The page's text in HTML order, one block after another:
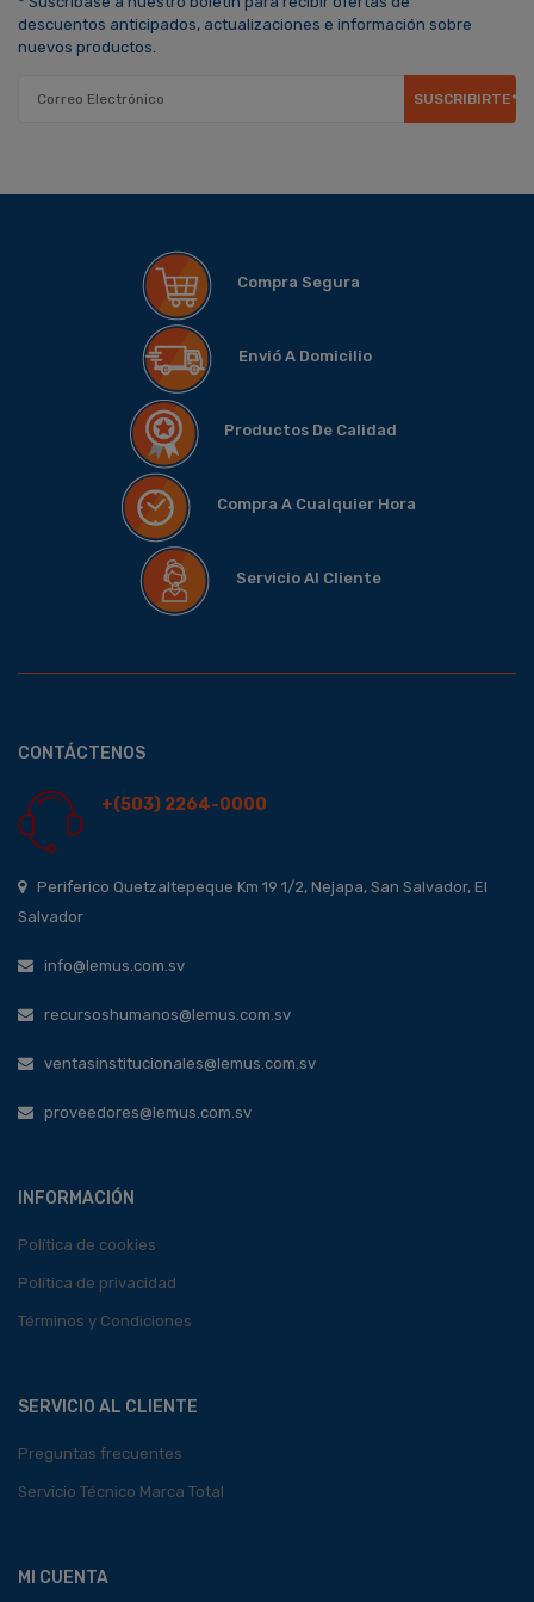
descuentos anticipados, actualizaciones e información sobre
nuevos productos.
SUSCRIBIRTE*
Compra Segura
Envió A Domicilio
Productos De Calidad
Compra A Cualquier Hora
Servicio Al Cliente
CONTÁCTENOS
+(503) 2264-0000
Periferico Quetzaltepeque Km 19 1/2, Nejapa, San Salvador, El
Salvador
info@lemus.com.sv
recursoshumanos@lemus.com.sv
ventasinstitucionales@lemus.com.sv
proveedores@lemus.com.sv
INFORMACIÓN
Política de cookies
Política de privacidad
Términos y Condiciones
SERVICIO AL CLIENTE
Preguntas frecuentes
Servicio Técnico Marca Total
MI CUENTA